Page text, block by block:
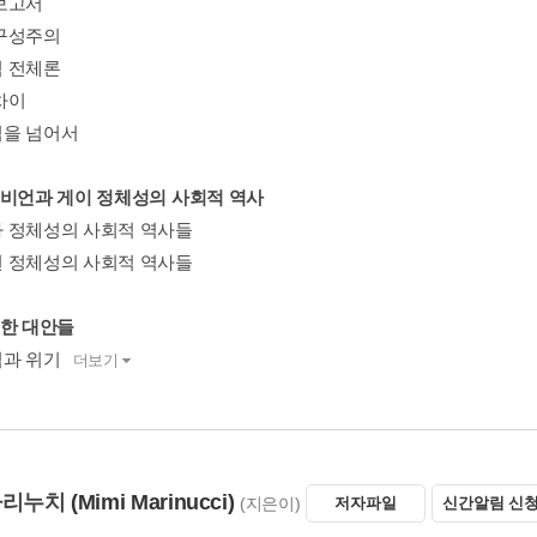
성주의
전체론
이
넘어서
언과 게이 정체성의 사회적 역사
정체성의 사회적 역사들
정체성의 사회적 역사들
대안들
위기
더보기
누치 (Mimi Marinucci) (지은이) 저자파일 신간알림 신